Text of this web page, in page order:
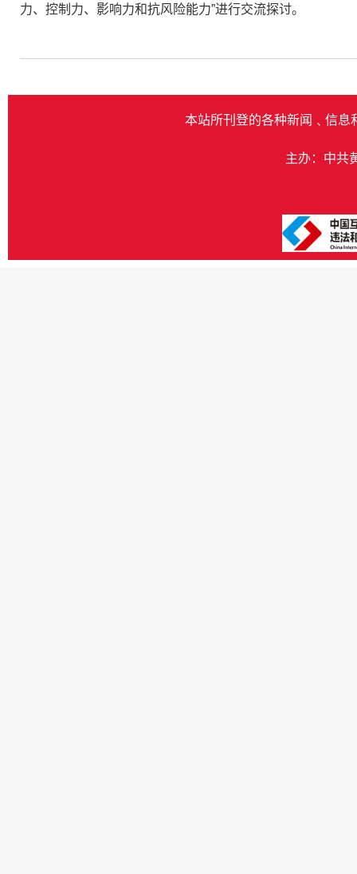
力、控制力、影响力和抗风险能力”进行交流探讨。
本站所刊登的各种新闻﹑信息
主办：中共